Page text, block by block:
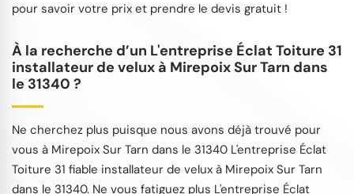
pour savoir votre prix et prendre le devis gratuit !
À la recherche d’un L'entreprise Éclat Toiture 31
installateur de velux à Mirepoix Sur Tarn dans
le 31340 ?
Ne cherchez plus puisque nous avons déjà trouvé pour
vous à Mirepoix Sur Tarn dans le 31340 L'entreprise Éclat
Toiture 31 fiable installateur de velux à Mirepoix Sur Tarn
dans le 31340. Ne vous fatiguez plus L'entreprise Éclat